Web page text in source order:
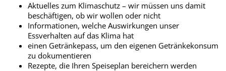
Aktuelles zum Klimaschutz – wir müssen uns damit
beschäftigen, ob wir wollen oder nicht
Informationen, welche Auswirkungen unser
Essverhalten auf das Klima hat
einen Getränkepass, um den eigenen Getränkekonsum
zu dokumentieren
Rezepte, die Ihren Speiseplan bereichern werden